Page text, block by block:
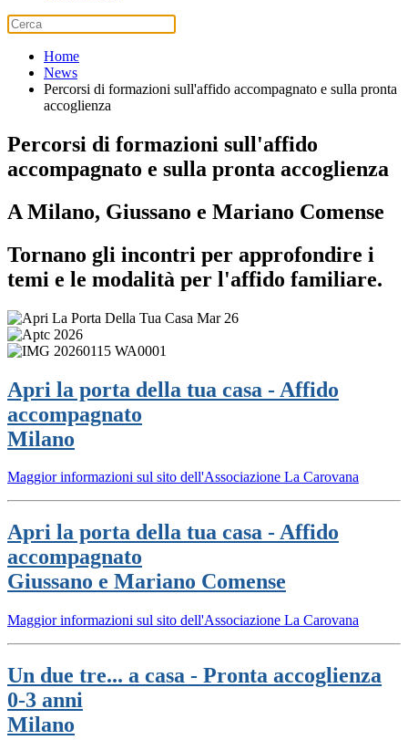
Home
News
Percorsi di formazioni sull'affido accompagnato e sulla pronta
accoglienza
Percorsi di formazioni sull'affido
accompagnato e sulla pronta accoglienza
A Milano, Giussano e Mariano Comense
Tornano gli incontri per approfondire i
temi e le modalità per l'affido familiare.
Apri la porta della tua casa - Affido
accompagnato
Milano
Maggior informazioni sul sito dell'Associazione La Carovana
Apri la porta della tua casa - Affido
accompagnato
Giussano e Mariano Comense
Maggior informazioni sul sito dell'Associazione La Carovana
Un due tre... a casa - Pronta accoglienza
0-3 anni
Milano